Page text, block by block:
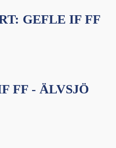
GEFLE IF FF
FF - ÄLVSJÖ